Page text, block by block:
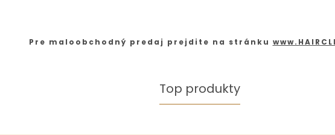
Pre maloobchodný predaj prejdite na stránku
Top produkty